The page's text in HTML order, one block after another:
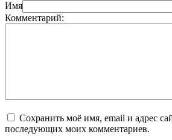
Имя
Комментарий:
Сохранить моё имя, email и адрес
последующих моих комментариев.